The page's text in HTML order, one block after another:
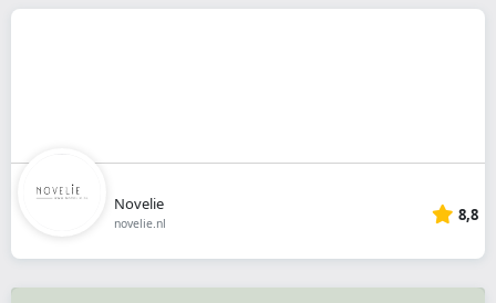
Novelie
novelie.nl 8,8